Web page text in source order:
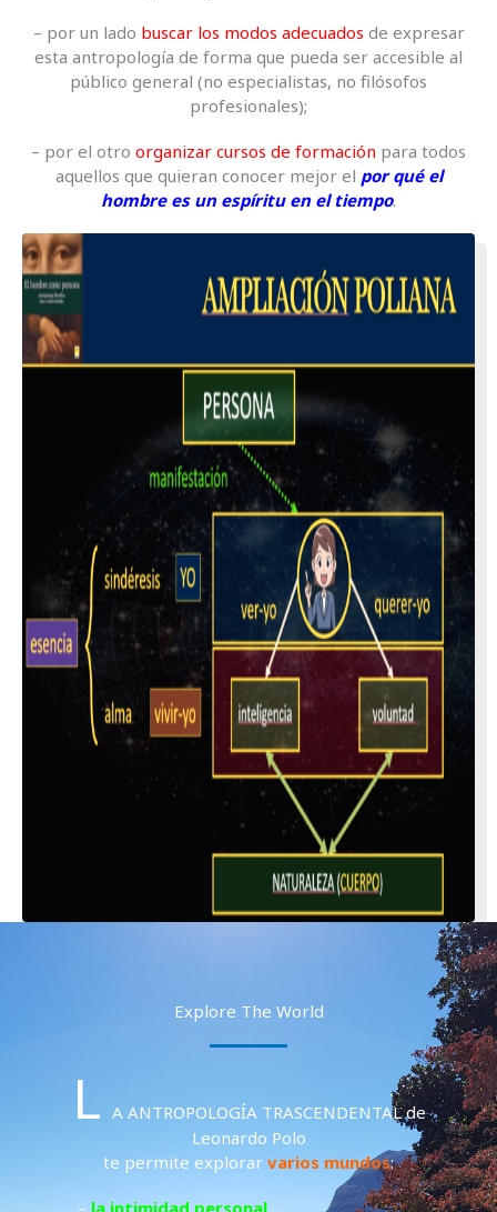
– por un lado buscar los modos adecuados de expresar
esta antropología de forma que pueda ser accesible al
público general (no especialistas, no filósofos
profesionales);
– por el otro organizar cursos de formación para todos
aquellos que quieran conocer mejor el por qué el
hombre es un espíritu en el tiempo.
Explore The World
L A ANTROPOLOGÍA TRASCENDENTAL de
Leonardo Polo
te permite explorar varios mundos:
– la intimidad personal